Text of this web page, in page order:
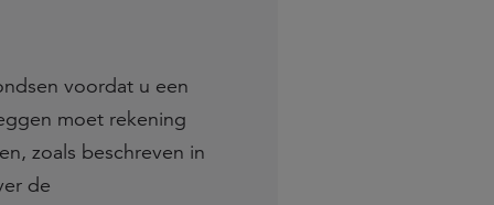
voordat u een
moet rekening
zoals beschreven in
de